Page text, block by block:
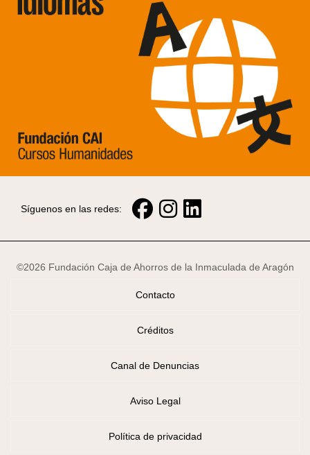
Síguenos en las redes:
©2026 Fundación Caja de Ahorros de la Inmaculada de Aragón
Contacto
Créditos
Canal de Denuncias
Aviso Legal
Política de privacidad